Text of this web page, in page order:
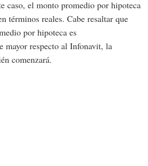
caso, el monto promedio por hipoteca
términos reales. Cabe resaltar que
por hipoteca es
mayor respecto al Infonavit, la
comenzará.